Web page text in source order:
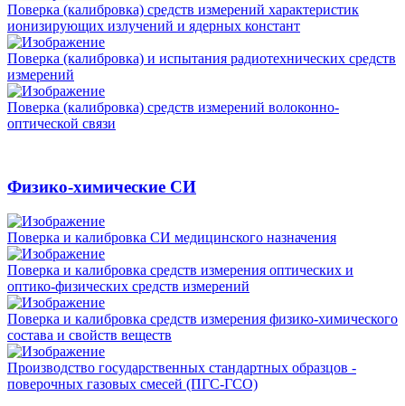
Поверка (калибровка) средств измерений характеристик
ионизирующих излучений и ядерных констант
Поверка (калибровка) и испытания радиотехнических средств
измерений
Поверка (калибровка) средств измерений волоконно-
оптической связи
Физико-химические СИ
Поверка и калибровка СИ медицинского назначения
Поверка и калибровка средств измерения оптических и
оптико-физических средств измерений
Поверка и калибровка средств измерения физико-химического
состава и свойств веществ
Производство государственных стандартных образцов -
поверочных газовых смесей (ПГС-ГСО)